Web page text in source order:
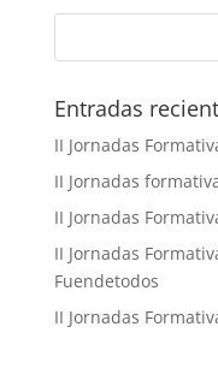
Entradas
II Jornadas
II Jornadas
II Jornadas
II Jornadas
Fuendetodos
II Jornadas